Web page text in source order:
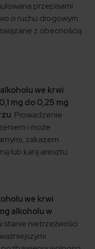
przepisami
o ruchu drogowym.
z obecnością
we krwi
mg do 0,25 mg
. Prowadzenie
i może
zakazem
lub karą aresztu.
we krwi
alkoholu w
stanie nietrzeźwości